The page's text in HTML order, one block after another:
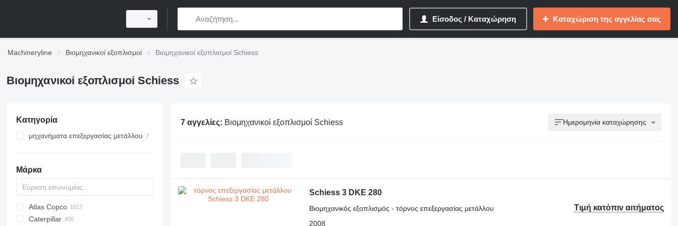
Είσοδος / Καταχώρηση Καταχώριση της αγγελίας σας
Machineryline Βιομηχανικοί εξοπλισμοί Βιομηχανικοί εξοπλισμοί Schiess
Βιομηχανικοί εξοπλισμοί Schiess
Κατηγορία
μηχανήματα επεξεργασίας μετάλλου
περιστροφικές τράπεζες
Μάρκα
PDS
APD
AB
Ensis
Pega
VZ
AG3
Atlas Copco
DrillAir
QAS
PDP
E-series
B-series
BM
GFS
VT
Rover
PA
Airpure
BySprint Fiber
CK
SR
Caterpillar
7 αγγελίες: Βιομηχανικοί εξοπλισμοί Schiess Ημερομηνία καταχώρησης
Schiess 3 DKE 280
Τιμή κατόπιν αιτήματος
Βιομηχανικός εξοπλισμός - τόρνος επεξεργασίας μετάλλου
2008